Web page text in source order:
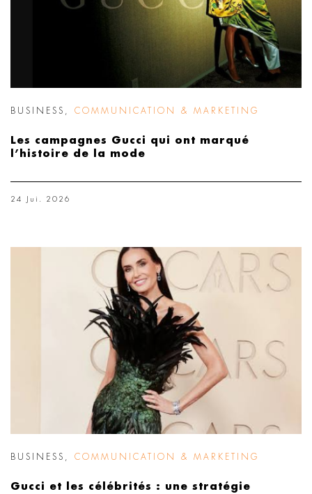
BUSINESS COMMUNICATION & MARKETING
Les campagnes Gucci qui ont marqué
l’histoire de la mode
24 Jui. 2026
BUSINESS COMMUNICATION & MARKETING
Gucci et les célébrités : une stratégie